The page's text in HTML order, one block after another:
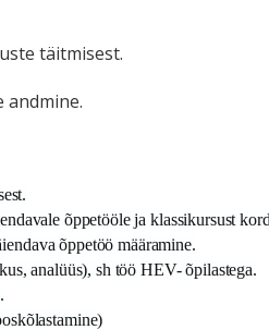
täitmisest.
andmine.
õppetööle ja klassikursust
õppetöö määramine.
analüüs), sh töö HEV- õpilastega.